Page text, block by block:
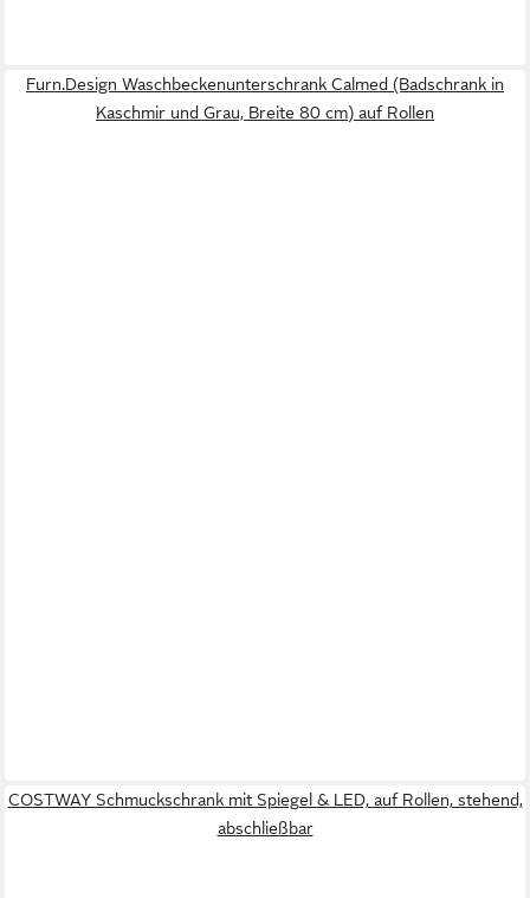
Furn.Design Waschbeckenunterschrank Calmed (Badschrank in
Kaschmir und Grau, Breite 80 cm) auf Rollen
COSTWAY Schmuckschrank mit Spiegel & LED, auf Rollen, stehend,
abschließbar